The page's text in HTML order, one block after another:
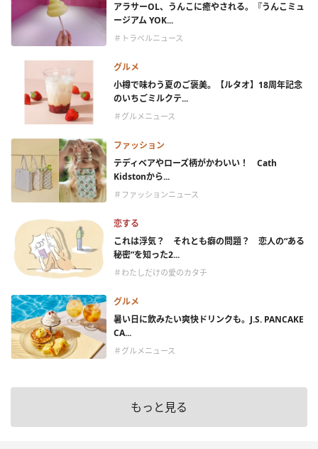
アラサーOL、うんこに癒やされる。『うんこミュ
ージアム YOK...
＃トラベルニュース
グルメ
小樽で味わう夏のご褒美。【ルタオ】18周年記念
のいちごミルクテ...
＃グルメニュース
ファッション
テディベアやローズ柄がかわいい！ Cath
Kidstonから...
＃ファッションニュース
恋する
これは浮気？ それとも癖の問題？ 恋人の“ある
秘密”を知った2...
＃わたしだけの愛のカタチ
グルメ
暑い日に飲みたい爽快ドリンクも。J.S. PANCAKE
CA...
＃グルメニュース
もっと見る